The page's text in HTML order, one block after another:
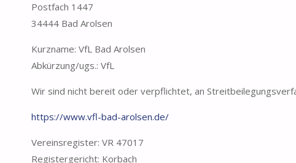
Postfach 1447
34444 Bad Arolsen
Kurzname: VfL Bad Arolsen
Abkürzung/ugs.: VfL
Wir sind nicht bereit oder verpflichtet, an
https://www.vfl-bad-arolsen.de/
Vereinsregister: VR 47017
Registergericht: Korbach